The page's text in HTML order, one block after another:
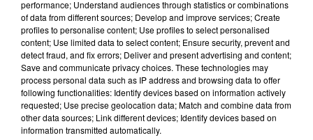
partenariat avec 100% etLa Dépêche du Midi.
Dimanche se déroule le second tour des élections
municipales. Jean-Luc Moudenc (LR soutenu par
LREM, UDI...) et Antoine Maurice (Archipel Citoyen
soutenu par EELV, LFI, PS, PC, PRG...) s'affrontent
dans la course au Capitole. Ils sont au coude à coude
dans les sondages. Un débat vif pour vous éclairer sur
performance; Understand audiences through statistics or combinations
of data from different sources; Develop and improve services; Create
profiles to personalise content; Use profiles to select personalised
content; Use limited data to select content; Ensure security, prevent and
detect fraud, and fix errors; Deliver and present advertising and content;
Save and communicate privacy choices. These technologies may
process personal data such as IP address and browsing data to offer
following functionalities: Identify devices based on information actively
requested; Use precise geolocation data; Match and combine data from
other data sources; Link different devices; Identify devices based on
information transmitted automatically.